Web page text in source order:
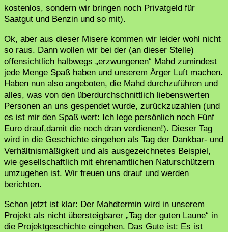
kostenlos, sondern wir bringen noch Privatgeld für
Saatgut und Benzin und so mit).
Ok, aber aus dieser Misere kommen wir leider wohl nicht
so raus. Dann wollen wir bei der (an dieser Stelle)
offensichtlich halbwegs „erzwungenen“ Mahd zumindest
jede Menge Spaß haben und unserem Ärger Luft machen.
Haben nun also angeboten, die Mahd durchzuführen und
alles, was von den überdurchschnittlich liebenswerten
Personen an uns gespendet wurde, zurückzuzahlen (und
es ist mir den Spaß wert: Ich lege persönlich noch Fünf
Euro drauf,damit die noch dran verdienen!). Dieser Tag
wird in die Geschichte eingehen als Tag der Dankbar- und
Verhältnismäßigkeit und als ausgezeichnetes Beispiel,
wie gesellschaftlich mit ehrenamtlichen Naturschützern
umzugehen ist. Wir freuen uns drauf und werden
berichten.
Schon jetzt ist klar: Der Mahdtermin wird in unserem
Projekt als nicht übersteigbarer „Tag der guten Laune“ in
die Projektgeschichte eingehen. Das Gute ist: Es ist